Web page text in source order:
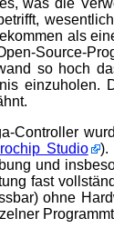
was die
die Er­
als
Source-
so hoch
ein­zu­ho­len.
Con­trol­ler
Stu­dio
).
und
fast
oh­ne